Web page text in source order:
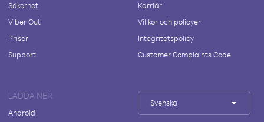
Säkerhet
Viber Out
Priser
Support
Karriär
Villkor och policyer
Integritetspolicy
Customer Complaints Code
LADDA NER
Android
Svenska